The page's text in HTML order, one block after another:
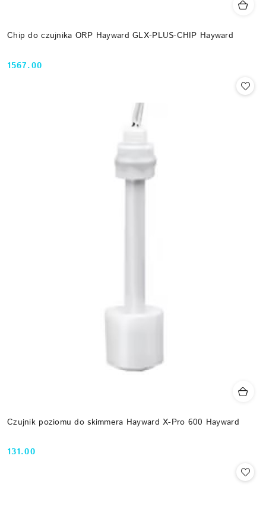
Chip do czujnika ORP Hayward GLX-PLUS-CHIP Hayward
Cena:
1567.00
Czujnik poziomu do skimmera Hayward X-Pro 600 Hayward
Cena:
131.00